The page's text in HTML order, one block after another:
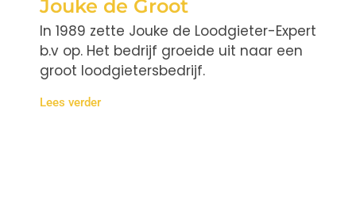
Jouke de Groot
In 1989 zette Jouke de Loodgieter-Expert
b.v op. Het bedrijf groeide uit naar een
groot loodgietersbedrijf.
Lees verder